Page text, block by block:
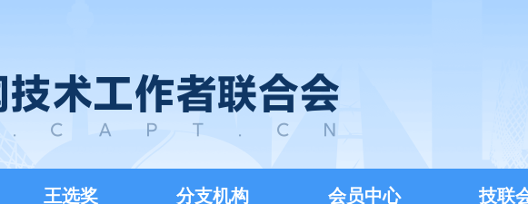
王选奖 分支机构 会员中心 技联